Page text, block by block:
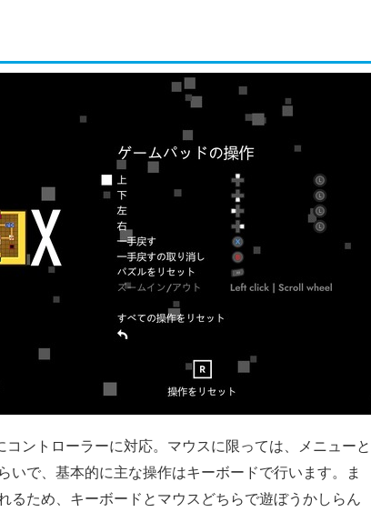
ントローラーに対応。マウスに限っては、メニューと
いで、基本的に主な操作はキーボードで行います。ま
るため、キーボードとマウスどちらで遊ぼうかしらん